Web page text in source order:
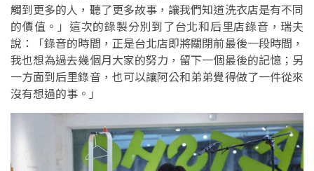
觸到更多的人，聽了更多故事，讓我們知道洗衣店是有不同
的價值。」這次的錄製分別到了台北和后里店錄音，瑞夫
說：「錄音的時間，正是台北店即將關閉前最後一段時間，
我也想為過去幾個月大家的努力，留下一個最後的記憶；另
一方面到后里錄音，也可以讓阿公和弟弟覺得做了一件從來
沒有想過的事。」